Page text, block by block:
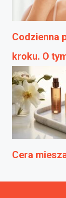
Codzienna
kroku. O
Cera